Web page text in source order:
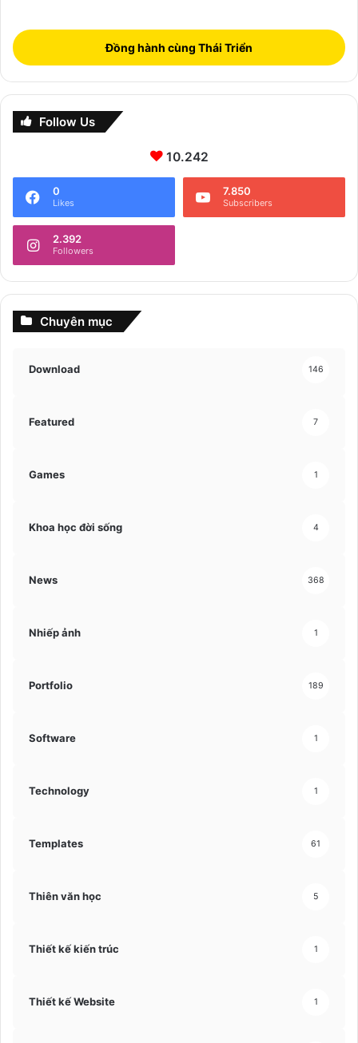
Đồng hành cùng Thái Triển
Follow Us
10.242
0
Likes
7.850
Subscribers
2.392
Followers
Chuyên mục
Download 146
Featured 7
Games 1
Khoa học đời sống 4
News 368
Nhiếp ảnh 1
Portfolio 189
Software 1
Technology 1
Templates 61
Thiên văn học 5
Thiết kế kiến trúc 1
Thiết kế Website 1